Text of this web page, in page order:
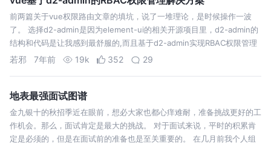
前两篇关于vue权限路由文章的填坑，说了一堆理论，是时候操作一波
了。 选择d2-admin是因为element-ui的相关开源项目里，d2-admin的
结构和代码是让我感到最舒服的,而且基于d2-admin实现RBAC权限管理
也很方便，对d2-admin没有大的侵入性的改动。 …
若邪 7年前 19k 352 29
地表最强面试图谱
金九银十的秋招季近在眼前，想必大家也都心痒难耐，准备挑战更好的工
作机会。那么，面试肯定是最大的挑战。 对于面试来说，平时的积累肯
定是必须的，但是在面试前的准备也是至关重要的。 在几月前我个人组